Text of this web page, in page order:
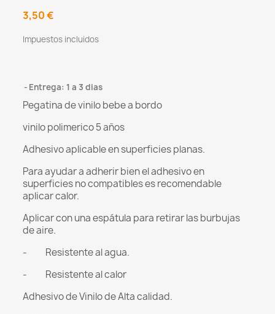
3,50 €
Impuestos incluidos
Entrega: 1 a 3 dias
Pegatina de vinilo bebe a bordo
vinilo polimerico 5 años
Adhesivo aplicable en superficies planas.
Para ayudar a adherir bien el adhesivo en
superficies no compatibles es recomendable
aplicar calor.
Aplicar con una espátula para retirar las burbujas
de aire.
- Resistente al agua.
- Resistente al calor
Adhesivo de Vinilo de Alta calidad.